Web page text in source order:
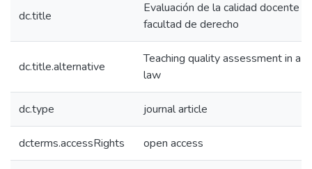
dc.title
Evaluación de la calidad docente
facultad de derecho
dc.title.alternative
Teaching quality assessment in a
law
dc.type journal article
dcterms.accessRights open access